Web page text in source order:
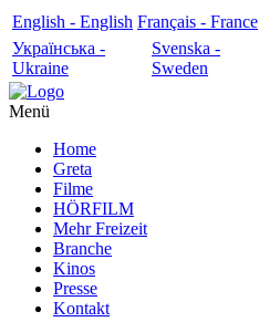
English - English Français - France
Українська -
Ukraine
Svenska -
Sweden
Menü
Home
Greta
Filme
HÖRFILM
Mehr Freizeit
Branche
Kinos
Presse
Kontakt